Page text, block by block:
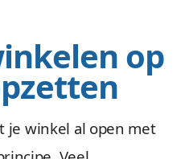
op
je winkel al open met